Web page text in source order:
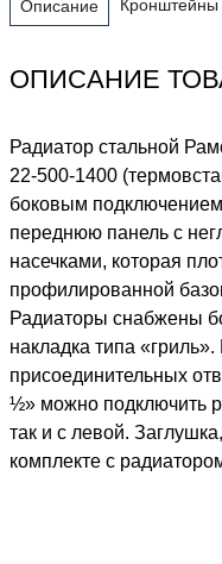
Описание Кронштейны
ОПИСАНИЕ
Радиатор стальной
22-500-1400
боковым
переднюю панель с
насечками, которая
профилированной
Радиаторы снабжены
накладка типа
присоединительных
½» можно подключить
так и с левой.
комплекте с